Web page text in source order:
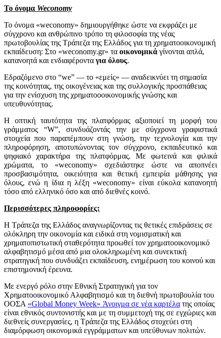
Το όνομα Weconomy
Το όνομα «weconomy» δημιουργήθηκε ώστε να εκφράζει με
σύγχρονο και ανθρώπινο τρόπο τη φιλοσοφία της νέας
πρωτοβουλίας της Τράπεζα της Ελλάδος για τη χρηματοοικονομική
εκπαίδευση: Στο «weconomy.gr» τα οικονομικά γίνονται απλά,
κατανοητά και ενδιαφέροντα για όλους.
Εδραζόμενο στο “we” — το «εμείς» — αναδεικνύει τη σημασία
της κοινότητας, της οικογένειας και της συλλογικής προσπάθειας
για την ενίσχυση της χρηματοοοικονομικής γνώσης και
υπευθυνότητας.
Η οπτική ταυτότητα της πλατφόρμας αξιοποιεί τη μορφή του
γράμματος “W”, συνδυάζοντάς την με σύγχρονα γραφιστικά
στοιχεία που παραπέμπουν στη γνώση, την τεχνολογία και την
πληροφόρηση, αποτυπώνοντας τον σύγχρονο, εκπαιδευτικό και
ψηφιακό χαρακτήρα της πλατφόρμας. Με φωτεινά και φιλικά
χρώματα, το «weconomy» σχεδιάστηκε ώστε να αποπνέει
προσβασιμότητα, οικειότητα και θετική εμπειρία μάθησης για
όλους, ενώ η ίδια η λέξη «weconomy» είναι εύκολα κατανοητή
τόσο από ελληνικό όσο και από διεθνές κοινό.
Περισσότερες πληροφορίες:
Η Τράπεζα της Ελλάδος αναγνωρίζοντας τις θετικές επιδράσεις σε
ολόκληρη την οικονομία και ειδικά στη νομισματική και
χρηματοπιστωτική σταθερότητα προωθεί τον χρηματοοικονομικό
αλφαβητισμό μέσα από μια ολοκληρωμένη και συνεκτική
στρατηγική που συνδυάζει εκπαίδευση, ενημέρωση του κοινού και
επιστημονική έρευνα.
Με ενεργό ρόλο στην Εθνική Στρατηγική για τον
Χρηματοοικονομικό Αλφαβητισμό και τη διεθνή πρωτοβουλία του
ΟΟΣΑ «Global Money Week» Άνοιγμα σε νέα καρτέλα της οποίας
είναι εθνικός συντονιστής και με τη συμμετοχή της σε εγχώριες και
διεθνείς συνεργασίες, η Τράπεζα της Ελλάδος στοχεύει στη
διαμόρφωση οικονομικά εγγράμματων και υπεύθυνων πολιτών.